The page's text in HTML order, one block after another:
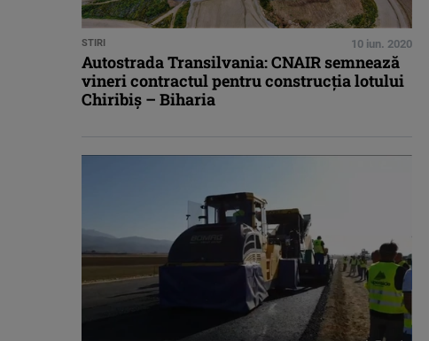
STIRI 10 iun. 2020
Autostrada Transilvania: CNAIR semnează
vineri contractul pentru construcția lotului
Chiribiș – Biharia